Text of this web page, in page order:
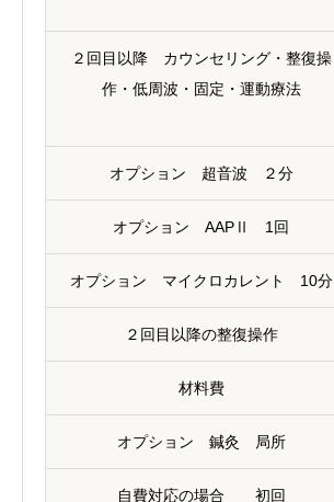
２回目以降 カウンセリング・整復操
作・低周波・固定・運動療法
オプション 超音波 ２分
オプション AAPⅡ 1回
オプション マイクロカレント 10分
２回目以降の整復操作
材料費
オプション 鍼灸 局所
自費対応の場合 初回